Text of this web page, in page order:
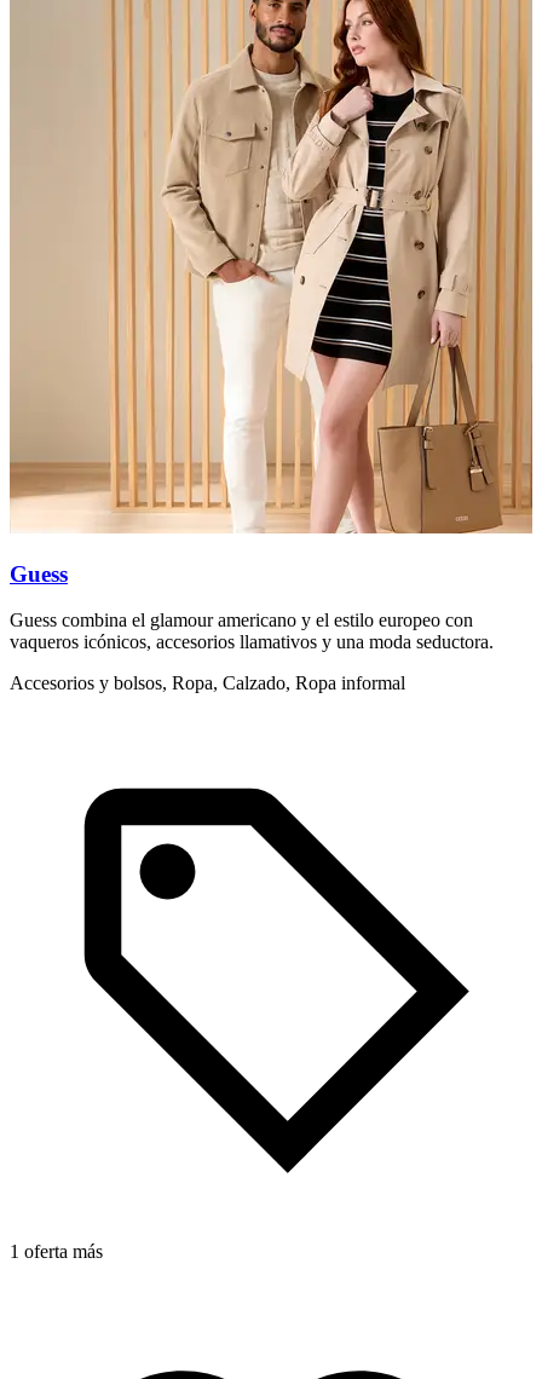
Guess
Guess combina el glamour americano y el estilo europeo con
vaqueros icónicos, accesorios llamativos y una moda seductora.
Accesorios y bolsos, Ropa, Calzado, Ropa informal
1 oferta más